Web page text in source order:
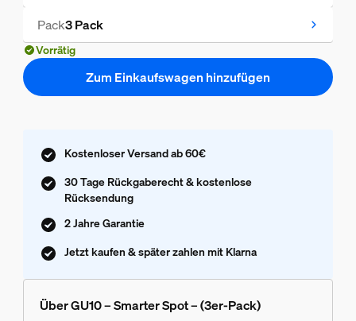
Pack3 Pack
Vorrätig
Zum Einkaufswagen hinzufügen
Kostenloser Versand ab 60€
30 Tage Rückgaberecht & kostenlose
Rücksendung
2 Jahre Garantie
Jetzt kaufen & später zahlen mit Klarna
Über GU10 – Smarter Spot – (3er-Pack)